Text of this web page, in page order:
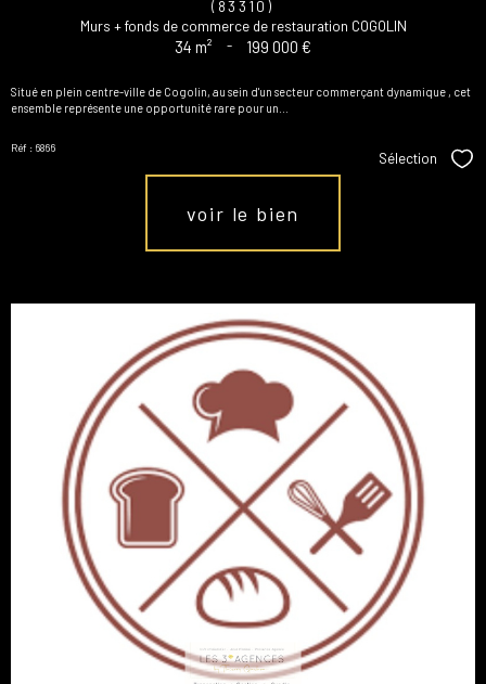
(83310)
Murs + fonds de commerce de restauration COGOLIN
34 m² - 199 000 €
Situé en plein centre-ville de Cogolin, au sein d'un secteur commerçant dynamique , cet
ensemble représente une opportunité rare pour un...
Réf : 6866
Sélection
voir le bien